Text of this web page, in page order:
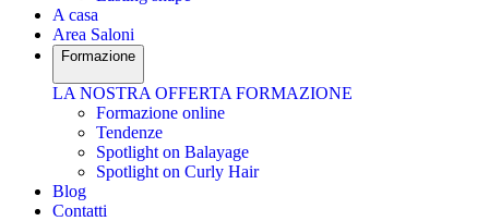
A casa
Area Saloni
Formazione
LA NOSTRA OFFERTA FORMAZIONE
Formazione online
Tendenze
Spotlight on Balayage
Spotlight on Curly Hair
Blog
Contatti